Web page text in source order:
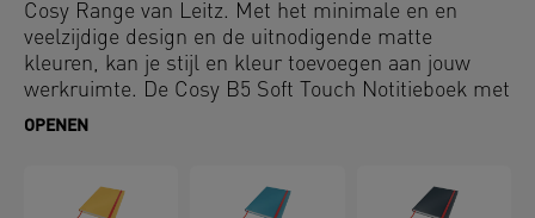
Cosy Range van Leitz. Met het minimale en en
veelzijdige design en de uitnodigende matte
kleuren, kan je stijl en kleur toevoegen aan jouw
werkruimte. De Cosy B5 Soft Touch Notitieboek met
harde kaft is ideaal voor alledaagse aantekeningen
perfecte aanvulling op jouw (thuis)kantoor en zorgt
OPENEN